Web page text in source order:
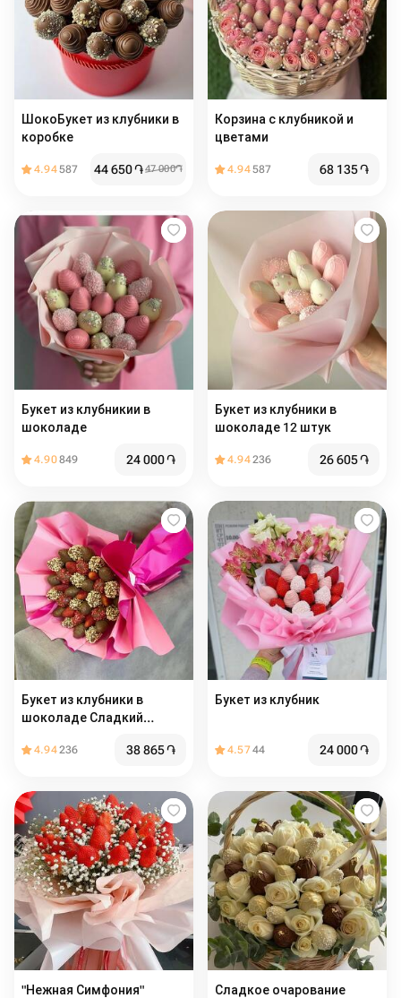
ШокоБукет из клубники в
коробке
4.94587 44 650֏47 000֏
Корзина с клубникой и
цветами
4.94587 68 135֏
Букет из клубникии в
шоколаде
4.90849 24 000֏
Букет из клубники в
шоколаде 12 штук
4.94236 26 605֏
Букет из клубники в
шоколаде Сладкий
4.94236 38 865֏
Букет из клубник
4.5744 24 000֏
"Нежная Симфония" Сладкое очарование